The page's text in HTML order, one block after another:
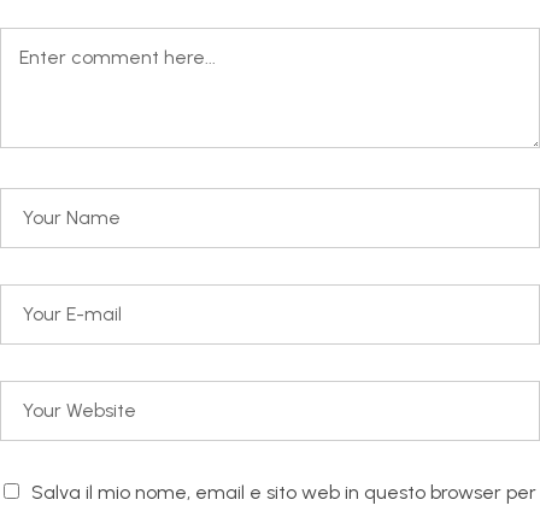
Salva il mio nome, email e sito web in questo browser per